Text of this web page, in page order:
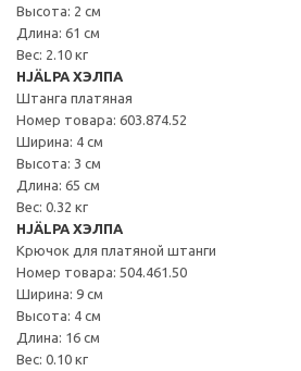
Высота: 2 см
Длина: 61 см
Вес: 2.10 кг
HJÄLPA ХЭЛПА
Штанга платяная
Номер товара: 603.874.52
Ширина: 4 см
Высота: 3 см
Длина: 65 см
Вес: 0.32 кг
HJÄLPA ХЭЛПА
Крючок для платяной штанги
Номер товара: 504.461.50
Ширина: 9 см
Высота: 4 см
Длина: 16 см
Вес: 0.10 кг